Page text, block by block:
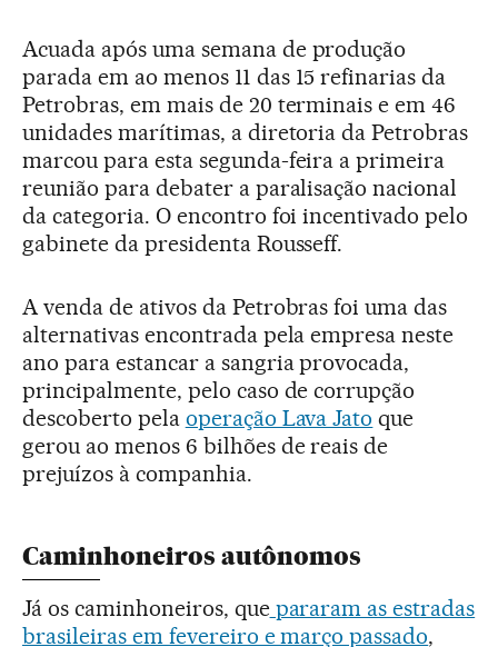
Acuada após uma semana de produção
parada em ao menos 11 das 15 refinarias da
Petrobras, em mais de 20 terminais e em 46
unidades marítimas, a diretoria da Petrobras
marcou para esta segunda-feira a primeira
reunião para debater a paralisação nacional
da categoria. O encontro foi incentivado pelo
gabinete da presidenta Rousseff.
A venda de ativos da Petrobras foi uma das
alternativas encontrada pela empresa neste
ano para estancar a sangria provocada,
principalmente, pelo caso de corrupção
descoberto pela operação Lava Jato que
gerou ao menos 6 bilhões de reais de
prejuízos à companhia.
Caminhoneiros autônomos
Já os caminhoneiros, quepararam as estradas
brasileiras em fevereiro e março passado,